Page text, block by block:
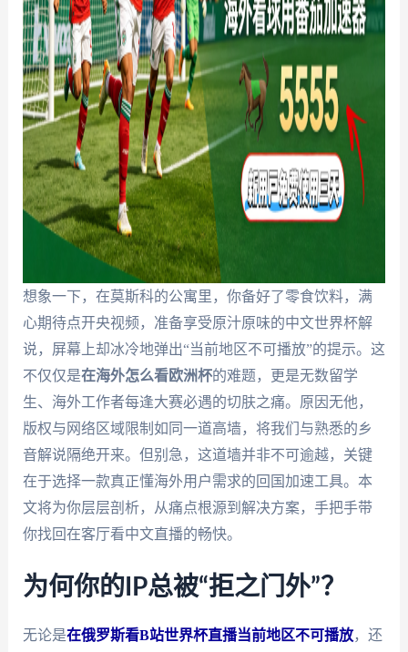
想象一下，在莫斯科的公寓里，你备好了零食饮料，满
心期待点开央视频，准备享受原汁原味的中文世界杯解
说，屏幕上却冰冷地弹出“当前地区不可播放”的提示。这
不仅仅是在海外怎么看欧洲杯的难题，更是无数留学
生、海外工作者每逢大赛必遇的切肤之痛。原因无他，
版权与网络区域限制如同一道高墙，将我们与熟悉的乡
音解说隔绝开来。但别急，这道墙并非不可逾越，关键
在于选择一款真正懂海外用户需求的回国加速工具。本
文将为你层层剖析，从痛点根源到解决方案，手把手带
你找回在客厅看中文直播的畅快。
为何你的IP总被“拒之门外”？
无论是在俄罗斯看B站世界杯直播当前地区不可播放，还